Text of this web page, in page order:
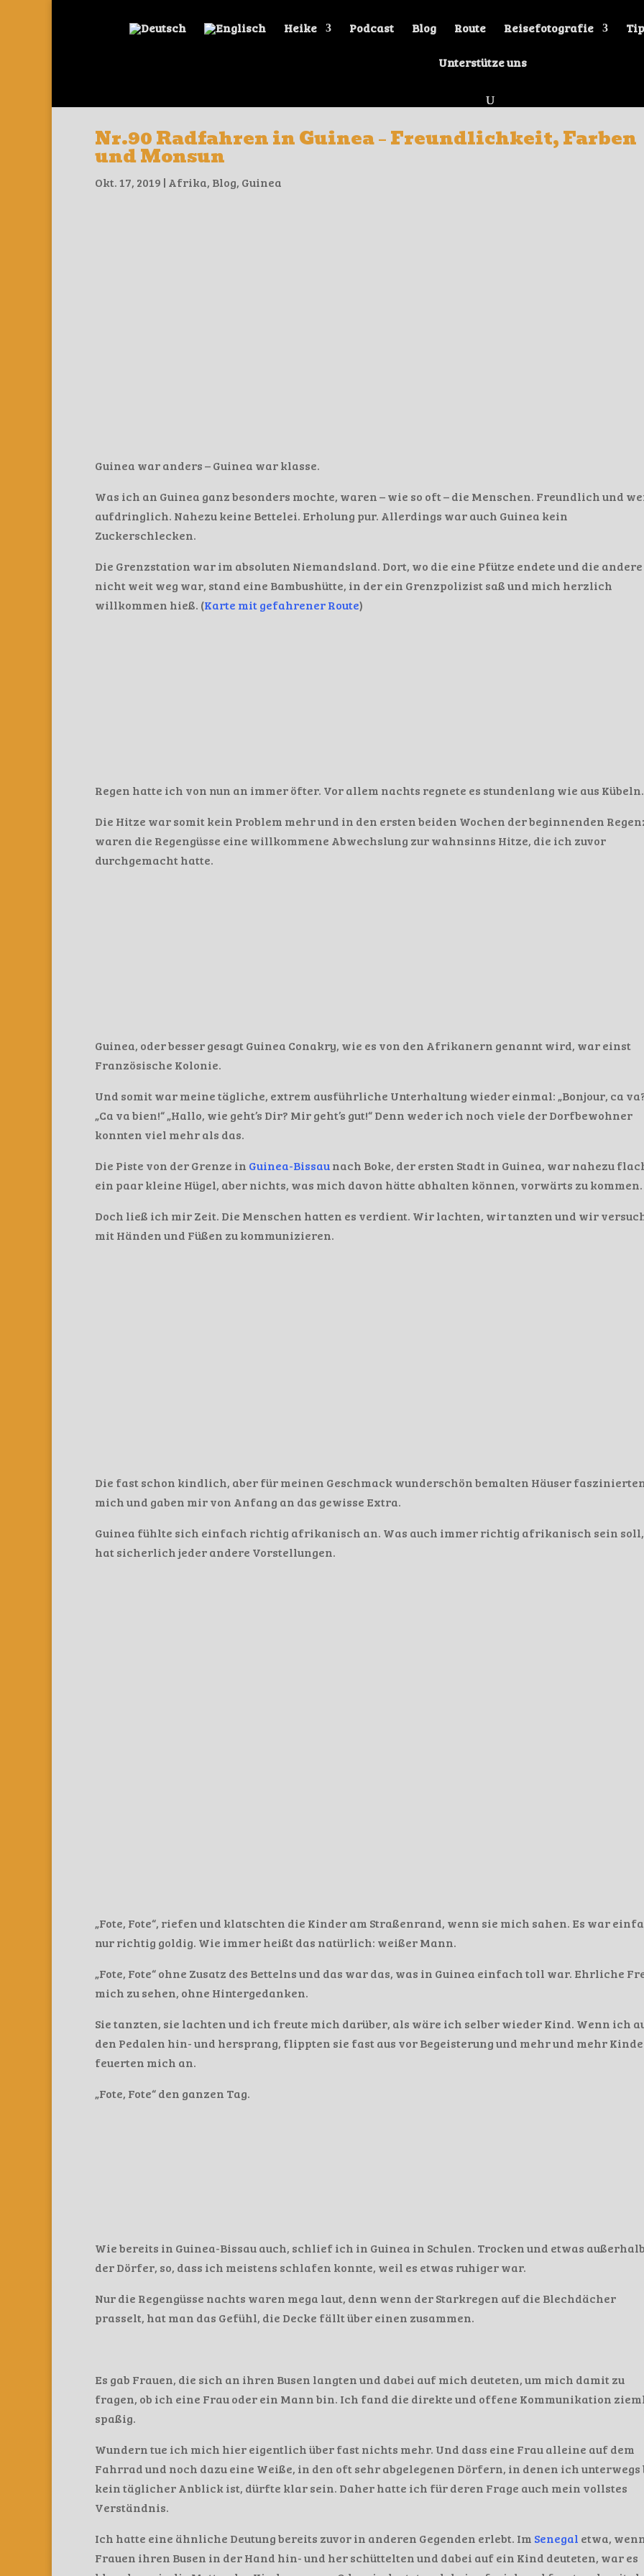
Heike Podcast Blog Route Reisefotografie
Unterstütze uns
Nr.90 Radfahren in Guinea – Freundlichkeit, Farben
und Monsun
Okt. 17, 2019 | Afrika, Blog, Guinea
Guinea war anders – Guinea war klasse.
Was ich an Guinea ganz besonders mochte, waren – wie so oft – die Menschen. Freundlich und
aufdringlich. Nahezu keine Bettelei. Erholung pur. Allerdings war auch Guinea kein
Zuckerschlecken.
Die Grenzstation war im absoluten Niemandsland. Dort, wo die eine Pfütze endete und die andere
nicht weit weg war, stand eine Bambushütte, in der ein Grenzpolizist saß und mich herzlich
willkommen hieß. (Karte mit gefahrener Route)
Regen hatte ich von nun an immer öfter. Vor allem nachts regnete es stundenlang wie aus Kübeln.
Die Hitze war somit kein Problem mehr und in den ersten beiden Wochen der beginnenden
waren die Regengüsse eine willkommene Abwechslung zur wahnsinns Hitze, die ich zuvor
durchgemacht hatte.
Guinea, oder besser gesagt Guinea Conakry, wie es von den Afrikanern genannt wird, war einst
Französische Kolonie.
Und somit war meine tägliche, extrem ausführliche Unterhaltung wieder einmal: „Bonjour, ca
„Ca va bien!“ „Hallo, wie geht’s Dir? Mir geht’s gut!“ Denn weder ich noch viele der Dorfbewohner
konnten viel mehr als das.
Die Piste von der Grenze in Guinea-Bissaunach Boke, der ersten Stadt in Guinea, war nahezu
ein paar kleine Hügel, aber nichts, was mich davon hätte abhalten können, vorwärts zu kommen.
Doch ließ ich mir Zeit. Die Menschen hatten es verdient. Wir lachten, wir tanzten und wir
mit Händen und Füßen zu kommunizieren.
Die fast schon kindlich, aber für meinen Geschmack wunderschön bemalten Häuser
mich und gaben mir von Anfang an das gewisse Extra.
Guinea fühlte sich einfach richtig afrikanisch an. Was auch immer richtig afrikanisch sein
hat sicherlich jeder andere Vorstellungen.
„Fote, Fote“, riefen und klatschten die Kinder am Straßenrand, wenn sie mich sahen. Es war
nur richtig goldig. Wie immer heißt das natürlich: weißer Mann.
„Fote, Fote“ ohne Zusatz des Bettelns und das war das, was in Guinea einfach toll war. Ehrliche
mich zu sehen, ohne Hintergedanken.
Sie tanzten, sie lachten und ich freute mich darüber, als wäre ich selber wieder Kind. Wenn ich
den Pedalen hin- und hersprang, flippten sie fast aus vor Begeisterung und mehr und mehr
feuerten mich an.
„Fote, Fote“ den ganzen Tag.
Wie bereits in Guinea-Bissau auch, schlief ich in Guinea in Schulen. Trocken und etwas
der Dörfer, so, dass ich meistens schlafen konnte, weil es etwas ruhiger war.
Nur die Regengüsse nachts waren mega laut, denn wenn der Starkregen auf die Blechdächer
prasselt, hat man das Gefühl, die Decke fällt über einen zusammen.
Es gab Frauen, die sich an ihren Busen langten und dabei auf mich deuteten, um mich damit zu
fragen, ob ich eine Frau oder ein Mann bin. Ich fand die direkte und offene Kommunikation
spaßig.
Wundern tue ich mich hier eigentlich über fast nichts mehr. Und dass eine Frau alleine auf dem
Fahrrad und noch dazu eine Weiße, in den oft sehr abgelegenen Dörfern, in denen ich unterwegs
kein täglicher Anblick ist, dürfte klar sein. Daher hatte ich für deren Frage auch mein vollstes
Verständnis.
Ich hatte eine ähnliche Deutung bereits zuvor in anderen Gegenden erlebt. Im Senegal etwa,
Frauen ihren Busen in der Hand hin- und her schüttelten und dabei auf ein Kind deuteten, war es